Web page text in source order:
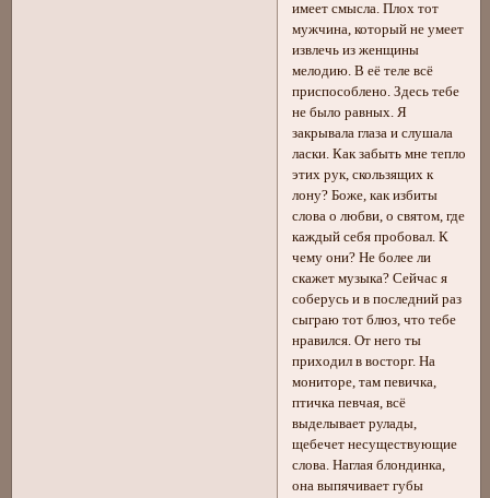
имеет смысла. Плох тот
мужчина, который не умеет
извлечь из женщины
мелодию. В её теле всё
приспособлено. Здесь тебе
не было равных. Я
закрывала глаза и слушала
ласки. Как забыть мне тепло
этих рук, скользящих к
лону? Боже, как избиты
слова о любви, о святом, где
каждый себя пробовал. К
чему они? Не более ли
скажет музыка? Сейчас я
соберусь и в последний раз
сыграю тот блюз, что тебе
нравился. От него ты
приходил в восторг. На
мониторе, там певичка,
птичка певчая, всё
выделывает рулады,
щебечет несуществующие
слова. Наглая блондинка,
она выпячивает губы